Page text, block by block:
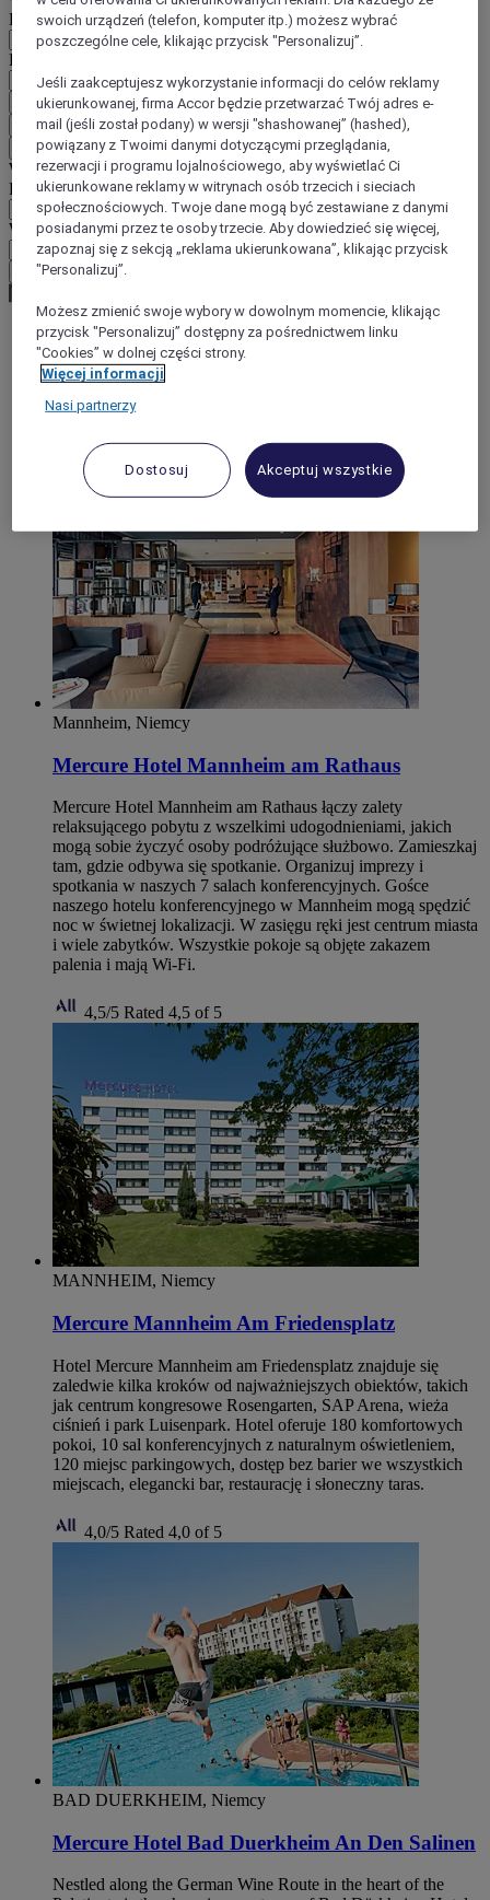
Region
Kraj/region-język
Potwierdź kraj i język
EUR (€)
Wstecz
Wybierz walutę poniżej
Region
Waluta
Potwierdź walutę
World
Europe
Germany
Rhineland-Palatinate
Mannheim, Niemcy
Mercure Hotel Mannheim am Rathaus
Mercure Hotel Mannheim am Rathaus łączy zalety
relaksującego pobytu z wszelkimi udogodnieniami, jakich
mogą sobie życzyć osoby podróżujące służbowo. Zamieszkaj
tam, gdzie odbywa się spotkanie. Organizuj imprezy i
spotkania w naszych 7 salach konferencyjnych. Gośce
naszego hotelu konferencyjnego w Mannheim mogą spędzić
noc w świetnej lokalizacji. W zasięgu ręki jest centrum miasta
i wiele zabytków. Wszystkie pokoje są objęte zakazem
palenia i mają Wi‑Fi.
4,5/5 Rated 4,5 of 5
MANNHEIM, Niemcy
Mercure Mannheim Am Friedensplatz
Hotel Mercure Mannheim am Friedensplatz znajduje się
zaledwie kilka kroków od najważniejszych obiektów, takich
jak centrum kongresowe Rosengarten, SAP Arena, wieża
ciśnień i park Luisenpark. Hotel oferuje 180 komfortowych
pokoi, 10 sal konferencyjnych z naturalnym oświetleniem,
120 miejsc parkingowych, dostęp bez barier we wszystkich
miejscach, elegancki bar, restaurację i słoneczny taras.
4,0/5 Rated 4,0 of 5
BAD DUERKHEIM, Niemcy
Mercure Hotel Bad Duerkheim An Den Salinen
Nestled along the German Wine Route in the heart of the
swoich urządzeń (telefon, komputer itp.) możesz wybrać
poszczególne cele, klikając przycisk "Personalizuj”.
Jeśli zaakceptujesz wykorzystanie informacji do celów reklamy
ukierunkowanej, firma Accor będzie przetwarzać Twój adres e-
mail (jeśli został podany) w wersji "shashowanej” (hashed),
powiązany z Twoimi danymi dotyczącymi przeglądania,
rezerwacji i programu lojalnościowego, aby wyświetlać Ci
ukierunkowane reklamy w witrynach osób trzecich i sieciach
społecznościowych. Twoje dane mogą być zestawiane z danymi
posiadanymi przez te osoby trzecie. Aby dowiedzieć się więcej,
zapoznaj się z sekcją „reklama ukierunkowana”, klikając przycisk
"Personalizuj”.
Możesz zmienić swoje wybory w dowolnym momencie, klikając
przycisk "Personalizuj” dostępny za pośrednictwem linku
"Cookies” w dolnej części strony.
Więcej informacji
Nasi partnerzy
Dostosuj Akceptuj wszystkie